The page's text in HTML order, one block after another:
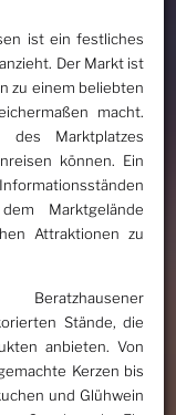
ist ein festliches
Der Markt ist
zu einem beliebten
macht.
Marktplatzes
können. Ein
Marktgelände
Attraktionen zu
Stände, die
anbieten. Von
Kerzen bis
und Glühwein